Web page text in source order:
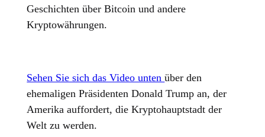
Geschichten über Bitcoin und andere
Kryptowährungen.
Sehen Sie sich das Video untenüber den
ehemaligen Präsidenten Donald Trump an, der
Amerika auffordert, die Kryptohauptstadt der
Welt zu werden.